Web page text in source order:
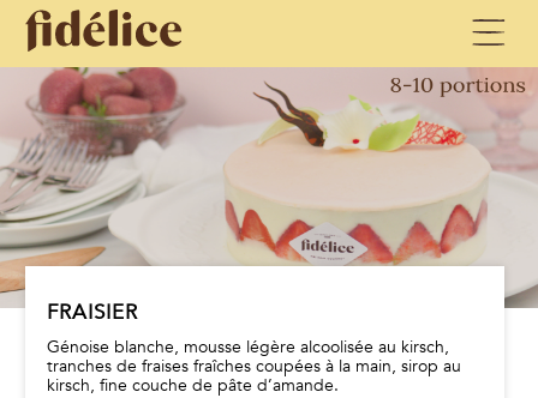
FRAISIER
Génoise blanche, mousse légère alcoolisée au kirsch,
tranches de fraises fraîches coupées à la main, sirop au
kirsch, fine couche de pâte d’amande.